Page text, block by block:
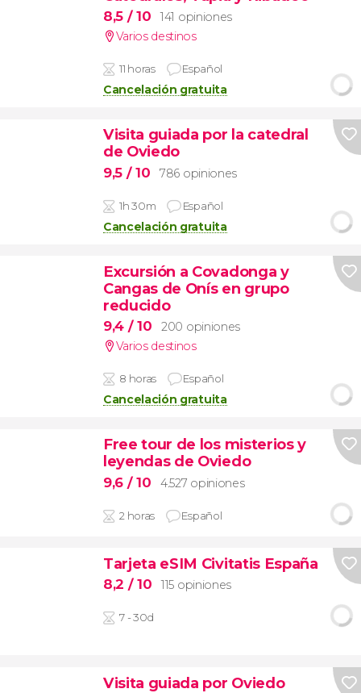
8,5 / 10
141 opiniones
Varios destinos
11 horas Español
Cancelación gratuita
Visita guiada por la catedral
de Oviedo
9,5 / 10 786 opiniones
1h 30m Español
Cancelación gratuita
Excursión a Covadonga y
Cangas de Onís en grupo
reducido
9,4 / 10
200 opiniones
Varios destinos
8 horas Español
Cancelación gratuita
Free tour de los misterios y
leyendas de Oviedo
9,6 / 10 4.527 opiniones
2 horas Español
Tarjeta eSIM Civitatis España
8,2 / 10 115 opiniones
7 - 30d
Visita guiada por Oviedo